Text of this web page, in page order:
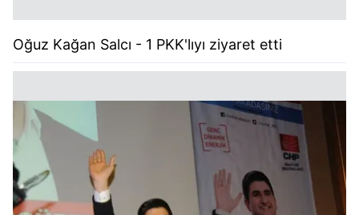
Oğuz Kağan Salcı - 1 PKK'lıyı ziyaret etti